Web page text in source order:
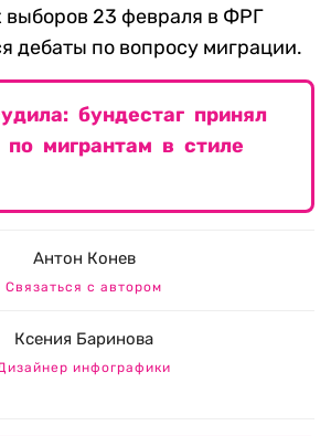
выборов 23 февраля в ФРГ
дебаты по вопросу миграции.
бундестаг принял
мигрантам в стиле
Антон Конев
Связаться с автором
Ксения Баринова
инфографики